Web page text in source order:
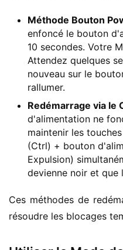
Méthode Bouton
enfoncé le bouton
10 secondes. Votre
Attendez quelques
nouveau sur le
rallumer.
Redémarrage via le
d'alimentation ne
maintenir les
(Ctrl) + bouton
Expulsion)
devienne noir et que
Ces méthodes de
résoudre les blocages